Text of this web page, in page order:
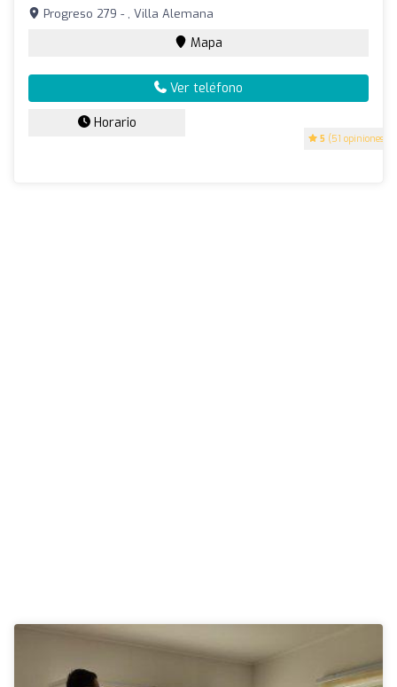
5 (51 opiniones)
Progreso 279 - , Villa Alemana
Mapa
Ver teléfono
Horario